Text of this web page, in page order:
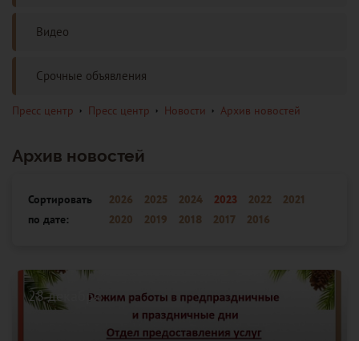
Видео
Срочные объявления
Пресс центр Пресс центр Новости Архив новостей
Архив новостей
Сортировать
по дате:
2026 2025 2024 2023 2022
2021
2020
2019 2018 2017 2016
28 декабря